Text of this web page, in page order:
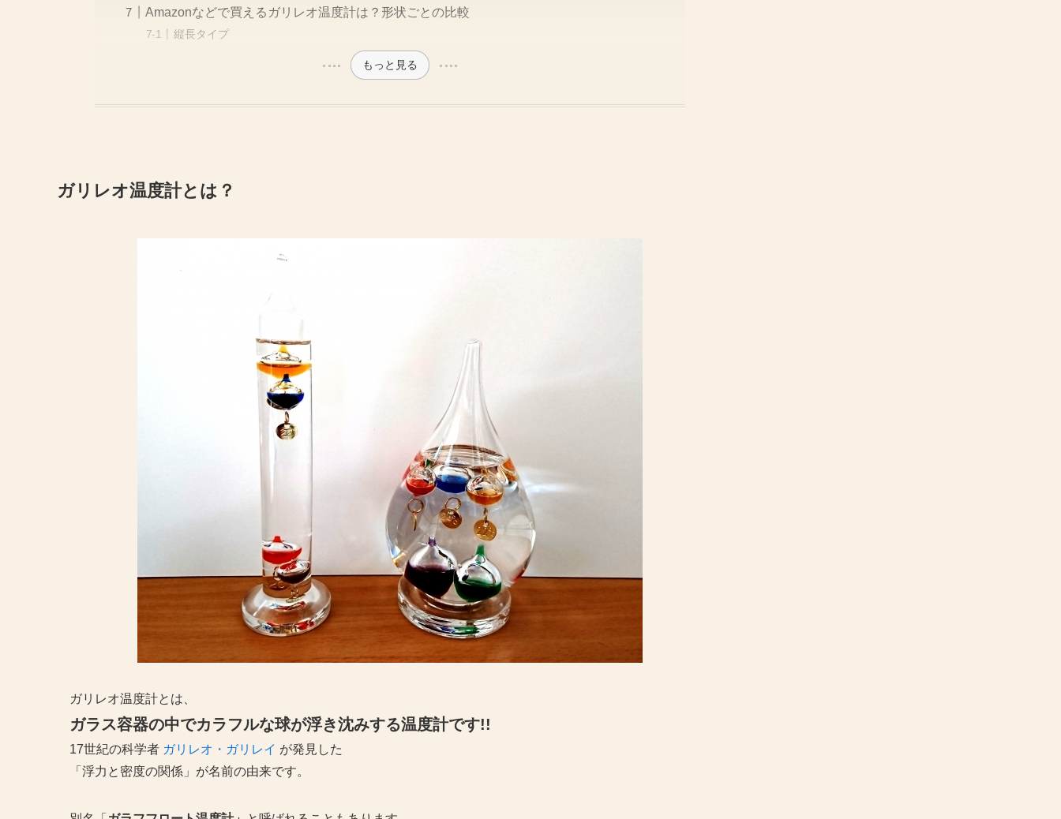
Amazonなどで買えるガリレオ温度計は？形状ごとの比較
縦長タイプ
もっと見る
ガリレオ温度計とは？
ガリレオ温度計とは、
ガラス容器の中でカラフルな球が浮き沈みする温度計です!!
17世紀の科学者 ガリレオ・ガリレイ が発見した
「浮力と密度の関係」が名前の由来です。